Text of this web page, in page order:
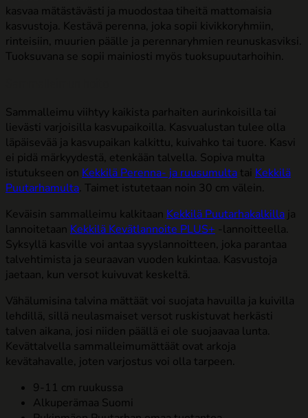
kasvaa mätästävästi ja muodostaa tiheitä mattomaisia
kasvustoja. Kestävä perenna, joka sopii kivikkoryhmiin,
rinteisiin, muurien päälle ja perennaryhmien reunuskasviksi.
Tuoksuvana se sopii mainiosti myös tuoksupuutarhoihin.
Sammalleimu viihtyy kaikista parhaiten aurinkoisilla tai
lievästi varjoisilla kasvupaikoilla. Kasvualustan tulee olla
läpäisevää ja kasvupaikan kalkittu, kuivahko tai tuore. Kasvi
ei pidä märkyydestä, etenkään talvella. Sopiva multa
istutukseen on Kekkilä Perenna- ja ruusumulta tai Kekkilä
Puutarhamulta. Taimet istutetaan noin 30 cm välein.
Keväisin sammalleimu kalkitaan Kekkilä Puutarhakalkilla ja
lannoitetaan Kekkilä Kevätlannoite PLUS+ -lannoitteella.
Syksyllä kasville voi antaa syyslannoitteen, joka parantaa
talvehtimista ja seuraavan vuoden kukintaa. Kasvustoja
jaetaan, kun versot kuivuvat keskeltä.
Vähälumisina talvina mättäät voi suojata havuilla ja kuivilla
lehdillä, sillä neulasmaiset versot ruskistuvat herkästi
talven aikana, josi niiden päällä ei ole suojaavaa lunta.
Kevättalvella sammalleimumättäät ovat arkoja
kevätahavalle, joten varjostus voi olla tarpeen.
9-11 cm ruukussa
Alkuperämaa Suomi